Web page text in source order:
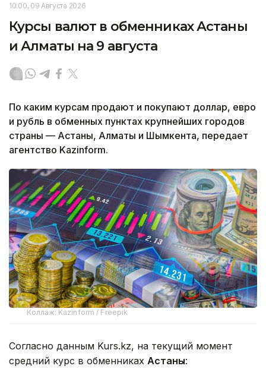
10:00, 09 Августа 2026
Курсы валют в обменниках Астаны
и Алматы на 9 августа
По каким курсам продают и покупают доллар, евро
и рубль в обменных пунктах крупнейших городов
страны — Астаны, Алматы и Шымкента, передает
агентство Kazinform.
Коллаж: Kazinform / Freepik
Согласно данным Kurs.kz, на текущий момент
средний курс в обменниках Астаны: